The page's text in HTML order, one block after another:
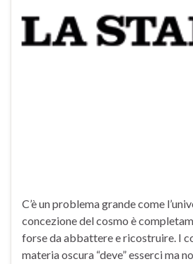
C’è un problema grande come
concezione del cosmo è
forse da abbattere e ricostruire. I
materia oscura “deve” esserci ma